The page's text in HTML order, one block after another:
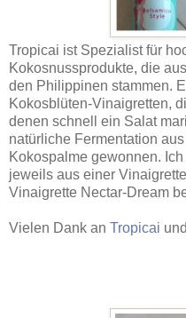
Tropicai ist Spezialist für
Kokosnussprodukte, die
den Philippinen stammen.
Kokosblüten-Vinaigretten,
denen schnell ein Salat
natürliche Fermentation
Kokospalme gewonnen.
jeweils aus einer
Vinaigrette Nectar-Dream
Vielen Dank an Tropicai